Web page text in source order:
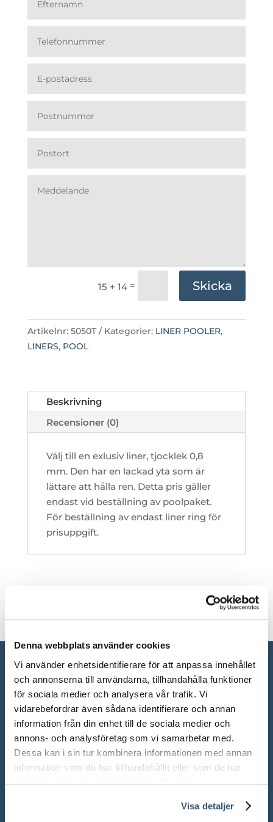
Denna webbplats använder cookies
Vi använder enhetsidentifierare för att anpassa innehållet
och annonserna till användarna, tillhandahålla funktioner
för sociala medier och analysera vår trafik. Vi
vidarebefordrar även sådana identifierare och annan
information från din enhet till de sociala medier och
annons- och analysföretag som vi samarbetar med.
Dessa kan i sin tur kombinera informationen med annan
information som du har tillhandahållit eller som de har
samlat in när du har använt deras tjänster.
Visa detaljer
15 + 14 = Skicka
Artikelnr: 5050T Kategorier: LINER POOLER,
LINERS, POOL
Beskrivning
Recensioner (0)
Välj till en exlusiv liner, tjocklek 0,8
mm. Den har en lackad yta som är
lättare att hålla ren. Detta pris gäller
endast vid beställning av poolpaket.
För beställning av endast liner ring för
prisuppgift.
ÖPPETTIDER SHOWROOM